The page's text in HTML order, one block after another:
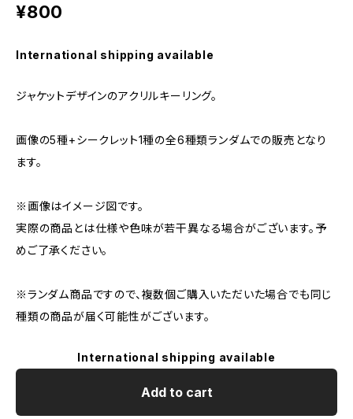
¥800
International shipping available
ジャケットデザインのアクリルキーリング。
画像の5種+シークレット1種の全6種類ランダムでの販売となり
ます。
※画像はイメージ図です。
実際の商品とは仕様や色味が若干異なる場合がございます。予
めご了承ください。
※ランダム商品ですので、複数個ご購入いただいた場合でも同じ
種類の商品が届く可能性がございます。
International shipping available
Add to cart